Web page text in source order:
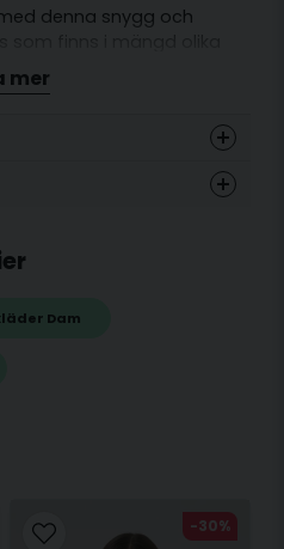
-30%
denna snygg och
polyester
mer
produkten...
fråga
Dam